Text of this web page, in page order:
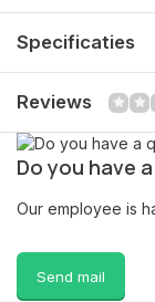
Specificaties
Reviews
Do you have
Our employee is
Send mail